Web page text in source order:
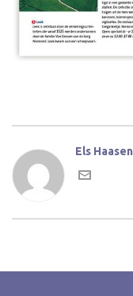
Els Haasen